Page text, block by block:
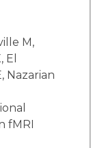
M,
El
Nazarian
fMRI